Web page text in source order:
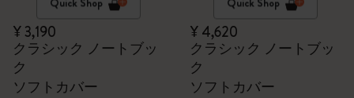
¥ 3,190
クラシック ノートブッ
ク
ソフトカバー
¥ 4,620
クラシック ノートブッ
ク
ソフトカバー